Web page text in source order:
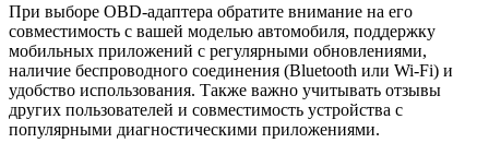
При выборе OBD-адаптера обратите внимание на его
совместимость с вашей моделью автомобиля, поддержку
мобильных приложений с регулярными обновлениями,
наличие беспроводного соединения (Bluetooth или Wi-Fi) и
удобство использования. Также важно учитывать отзывы
других пользователей и совместимость устройства с
популярными диагностическими приложениями.